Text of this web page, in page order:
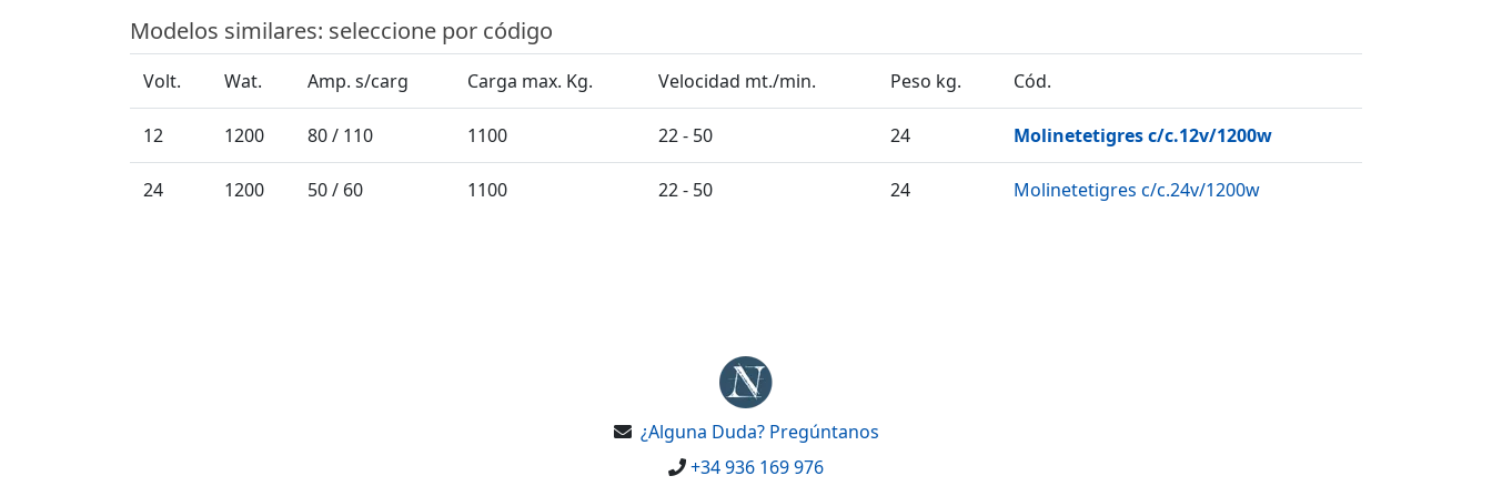
Modelos similares: seleccione por código
Volt. Wat. Amp. s/carg Carga max. Kg. Velocidad mt./min. Peso kg. Cód.
12 1200 80 / 110 1100 22 - 50 24 Molinetetigres c/c.12v/1200w
24 1200 50 / 60 1100 22 - 50 24 Molinetetigres c/c.24v/1200w
¿Alguna Duda? Pregúntanos
+34 936 169 976